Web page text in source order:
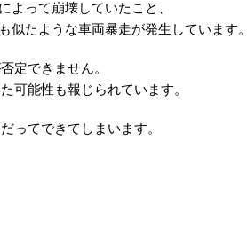
って崩壊していたこと、
たような車両暴走が発生しています。
定できません。
可能性も報じられています。
ってできてしまいます。